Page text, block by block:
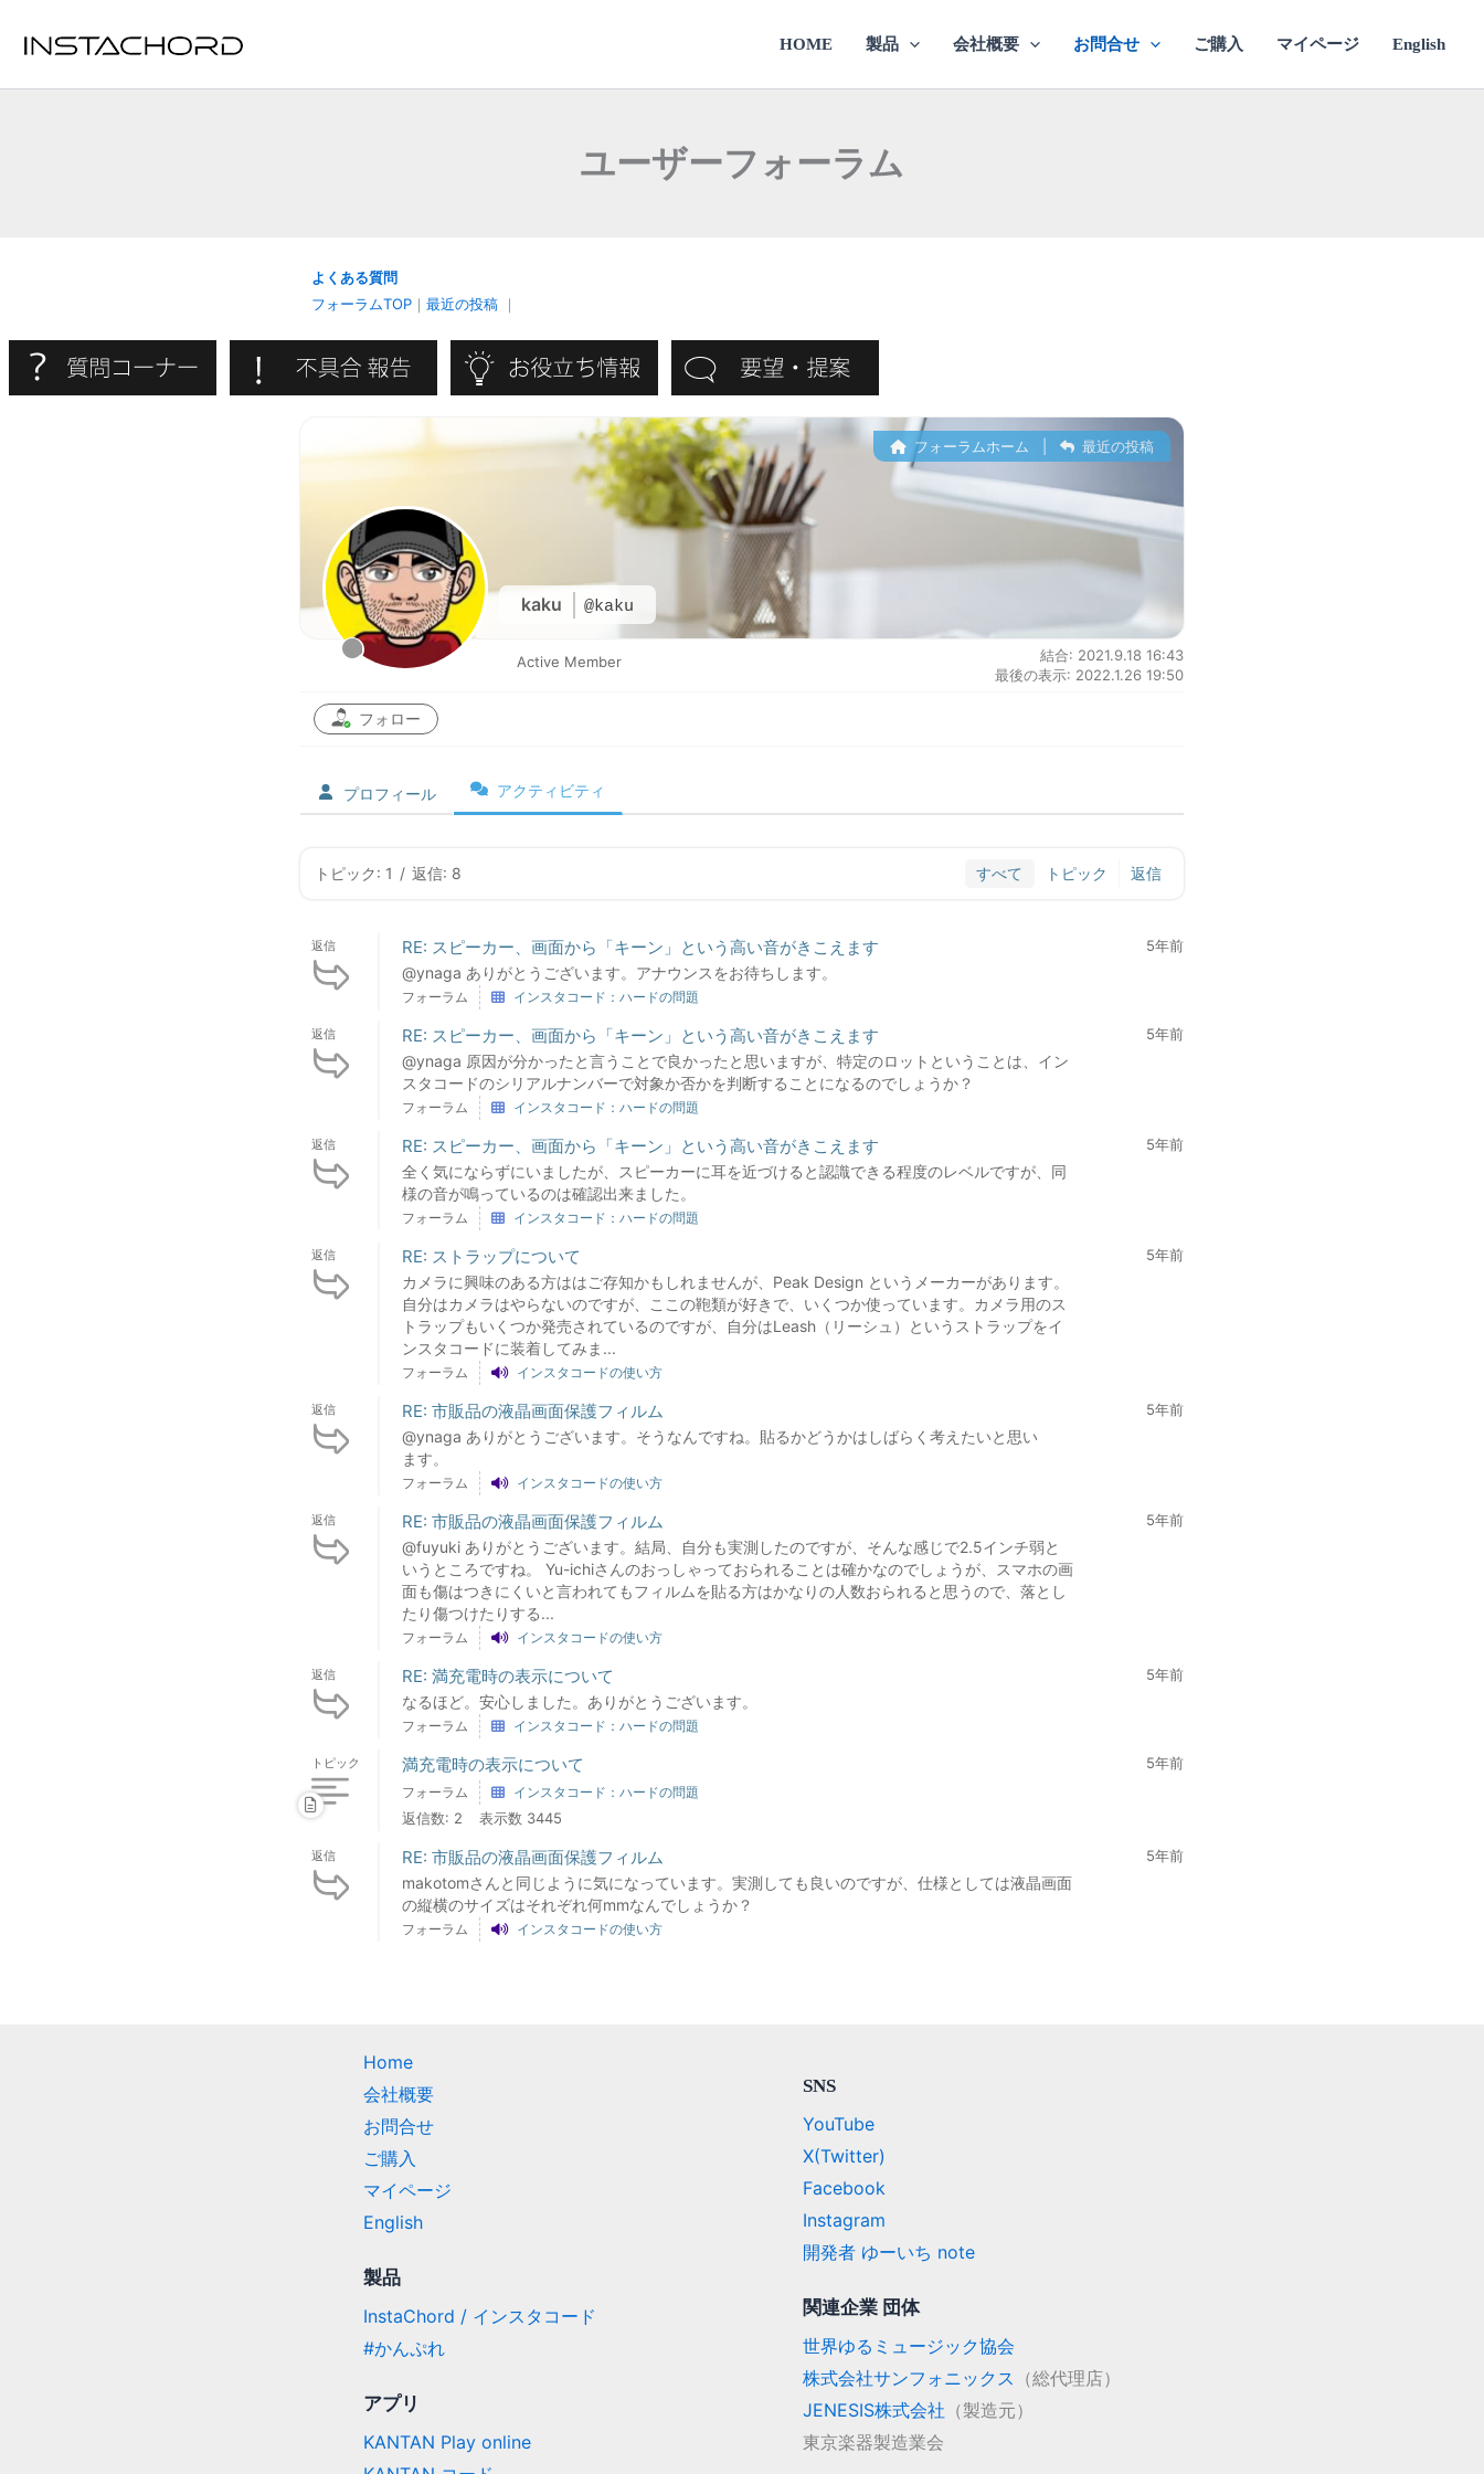
HOME 製品 会社概要 お問合せ ご購入 マイページ English
ユーザーフォーラム
よくある質問
フォーラムTOP ｜ 最近の投稿 ｜
kaku @kaku
フォーラムホーム 最近の投稿
Active Member
結合: 2021.9.18 16:43
最後の表示: 2022.1.26 19:50
フォロー
プロフィール アクティビティ
トピック: 1 / 返信: 8 すべて トピック 返信
返信 RE: スピーカー、画面から「キーン」という高い音がきこえます
@ynaga ありがとうございます。アナウンスをお待ちします。
5年前
フォーラム インスタコード：ハードの問題
返信 RE: スピーカー、画面から「キーン」という高い音がきこえます
@ynaga 原因が分かったと言うことで良かったと思いますが、特定のロットということは、イン
スタコードのシリアルナンバーで対象か否かを判断することになるのでしょうか？
5年前
フォーラム インスタコード：ハードの問題
返信 RE: スピーカー、画面から「キーン」という高い音がきこえます
全く気にならずにいましたが、スピーカーに耳を近づけると認識できる程度のレベルですが、同
様の音が鳴っているのは確認出来ました。
5年前
フォーラム インスタコード：ハードの問題
返信 RE: ストラップについて
カメラに興味のある方ははご存知かもしれませんが、Peak Design というメーカーがあります。
自分はカメラはやらないのですが、ここの鞄類が好きで、いくつか使っています。カメラ用のス
トラップもいくつか発売されているのですが、自分はLeash（リーシュ）というストラップをイ
ンスタコードに装着してみま...
5年前
フォーラム インスタコードの使い方
返信 RE: 市販品の液晶画面保護フィルム
@ynaga ありがとうございます。そうなんですね。貼るかどうかはしばらく考えたいと思い
ます。
5年前
フォーラム インスタコードの使い方
返信 RE: 市販品の液晶画面保護フィルム
@fuyuki ありがとうございます。結局、自分も実測したのですが、そんな感じで2.5インチ弱と
いうところですね。 Yu-ichiさんのおっしゃっておられることは確かなのでしょうが、スマホの画
面も傷はつきにくいと言われてもフィルムを貼る方はかなりの人数おられると思うので、落とし
たり傷つけたりする...
5年前
フォーラム インスタコードの使い方
返信 RE: 満充電時の表示について
なるほど。安心しました。ありがとうございます。
5年前
フォーラム インスタコード：ハードの問題
トピック 満充電時の表示について 5年前
フォーラム インスタコード：ハードの問題
返信数: 2 表示数 3445
返信 RE: 市販品の液晶画面保護フィルム
makotomさんと同じように気になっています。実測しても良いのですが、仕様としては液晶画面
の縦横のサイズはそれぞれ何mmなんでしょうか？
5年前
フォーラム インスタコードの使い方
Home
会社概要
お問合せ
ご購入
マイページ
English
製品
InstaChord / インスタコード
#かんぷれ
アプリ
KANTAN Play online
SNS
YouTube
X(Twitter)
Facebook
Instagram
開発者 ゆーいち note
関連企業 団体
世界ゆるミュージック協会
株式会社サンフォニックス （総代理店）
JENESIS株式会社 （製造元）
東京楽器製造業会